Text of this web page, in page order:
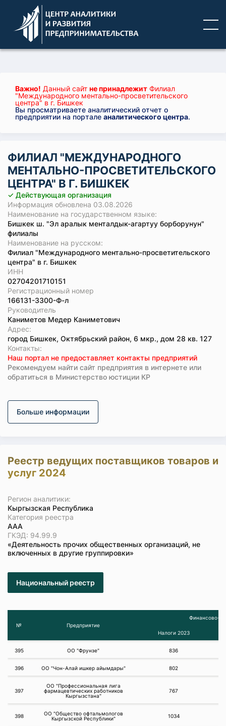
Важно! Данный сайт не принадлежит Филиал
"Международного ментально-просветительского
центра" в г. Бишкек
Вы просматриваете аналитический отчет о
предприятии на портале аналитического центра.
ФИЛИАЛ "МЕЖДУНАРОДНОГО
МЕНТАЛЬНО-ПРОСВЕТИТЕЛЬСКОГО
ЦЕНТРА" В Г. БИШКЕК
✓ Действующая организация
Информация обновлена 03.08.2026
Наименование на государственном языке:
Бишкек ш. "Эл аралык менталдык-агартуу борборунун"
филиалы
Наименование на русском:
Филиал "Международного ментально-просветительского
центра" в г. Бишкек
ИНН
02704201710151
Регистрационный номер
166131-3300-Ф-л
Руководитель
Каниметов Медер Каниметович
Адрес:
город Бишкек, Октябрьский район, 6 мкр., дом 28 кв. 127
Koнтaкты:
Наш портал не предоставляет контакты предприятий
Рекомендуем найти сайт предприятия в интернете или
обратиться в Министерство юстиции КР
Больше информации
Реестр ведущих поставщиков товаров и
услуг 2024
Регион аналитики:
Кыргызская Республика
Категория реестра
ААА
ГКЭД: 94.99.9
«Деятельность прочих общественных организаций, не
включенных в другие группировки»
Национальный реестр
№ Предприятие
Финансово-
Налоги 2023
395 ОО "Фрунзе" 836
396 ОО "Чон-Алай ишкер айымдары" 802
397
ОО "Профессиональная лига
фармацевтических работников
Кыргызстана"
767
398
ОО "Общество офтальмологов
Кыргызской Республики"
1034